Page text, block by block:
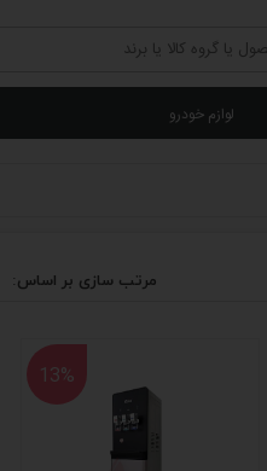
لوازم خودرو
مرتب سازی بر اساس:
13%